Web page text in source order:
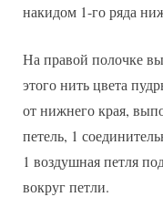
накидом 1-го ряда
На правой полочке
этого нить цвета
от нижнего края,
петель, 1
1 воздушная петля
вокруг петли.